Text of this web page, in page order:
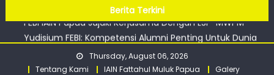
to
content
Berita Terkini
Yudisium FEBI: Kompetensi Alumni Penting Untuk Dunia
Thursday, August 06, 2026
Tentang Kami
IAIN Fattahul Muluk Papua Galery